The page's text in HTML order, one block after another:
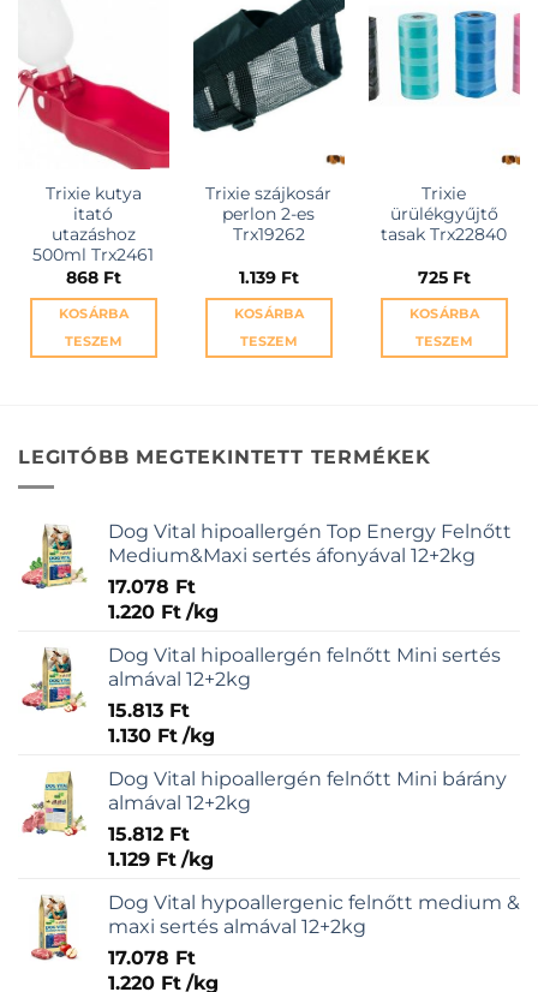
Trixie kutya
itató
utazáshoz
500ml Trx2461
868 Ft
KOSÁRBA
TESZEM
KEDVENCEKHEZ
Trixie szájkosár
perlon 2-es
Trx19262
1.139 Ft
KOSÁRBA
TESZEM
KEDVENCEKHEZ
Trixie
ürülékgyűjtő
tasak Trx22840
725 Ft
KOSÁRBA
TESZEM
LEGITÓBB MEGTEKINTETT TERMÉKEK
Dog Vital hipoallergén Top Energy Felnőtt
Medium&Maxi sertés áfonyával 12+2kg
17.078 Ft
1.220 Ft /kg
Dog Vital hipoallergén felnőtt Mini sertés
almával 12+2kg
15.813 Ft
1.130 Ft /kg
Dog Vital hipoallergén felnőtt Mini bárány
almával 12+2kg
15.812 Ft
1.129 Ft /kg
Dog Vital hypoallergenic felnőtt medium &
maxi sertés almával 12+2kg
17.078 Ft
1.220 Ft /kg